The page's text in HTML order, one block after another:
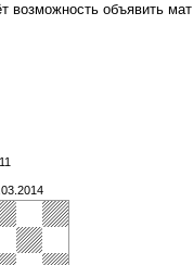
возможность объявить мат